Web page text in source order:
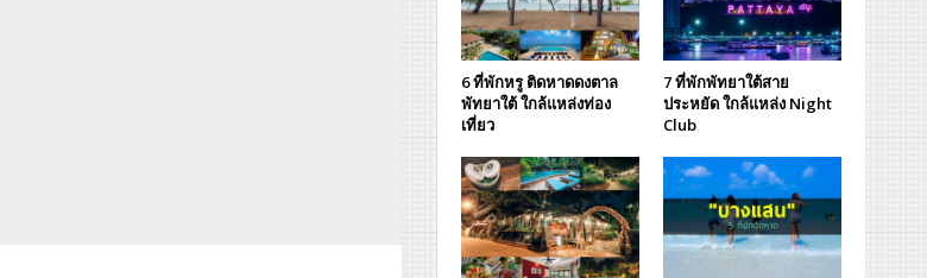
6 ที่พักหรู ติดหาดดงตาล
พัทยาใต้ ใกล้แหล่งท่อง
เที่ยว
7 ที่พักพัทยาใต้สาย
ประหยัด ใกล้แหล่ง Night
Club